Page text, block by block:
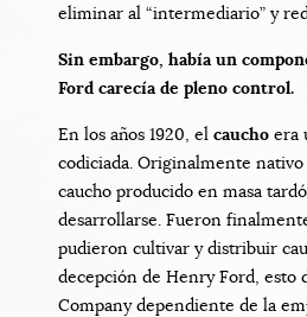
eliminar al “intermediario” y
Sin embargo, había un
Ford carecía de pleno control.
En los años 1920, el caucho era
codiciada. Originalmente
caucho producido en masa
desarrollarse. Fueron
pudieron cultivar y distribuir
decepción de Henry Ford, esto
Company dependiente de la